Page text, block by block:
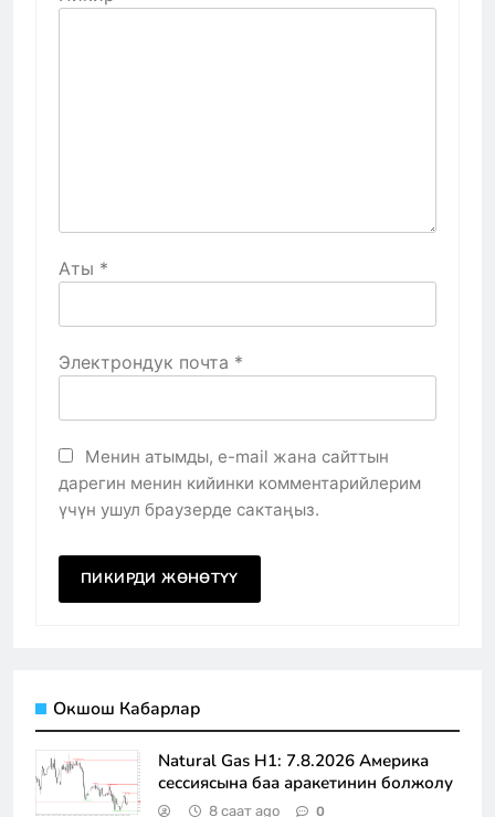
Аты *
Электрондук почта *
Менин атымды, e-mail жана сайттын
дарегин менин кийинки комментарийлерим
үчүн ушул браузерде сактаңыз.
Окшош Кабарлар
Natural Gas H1: 7.8.2026 Америка
сессиясына баа аракетинин болжолу
8 саат ago 0